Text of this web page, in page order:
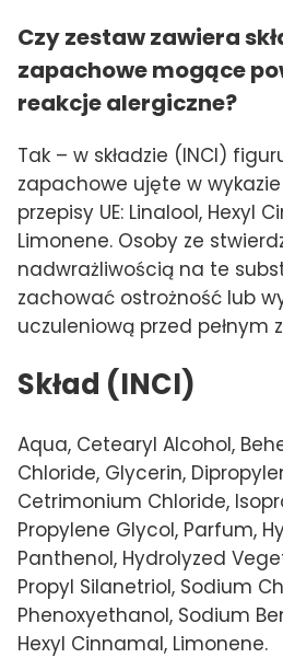
Czy zestaw zawiera
zapachowe mogące
reakcje alergiczne?
Tak – w składzie (INCI)
zapachowe ujęte w
przepisy UE: Linalool, Hexyl
Limonene. Osoby ze
nadwrażliwością na te
zachować ostrożność lub
uczuleniową przed pełnym
Skład (INCI)
Aqua, Cetearyl Alcohol,
Chloride, Glycerin,
Cetrimonium Chloride,
Propylene Glycol, Parfum,
Panthenol, Hydrolyzed
Propyl Silanetriol, Sodium
Phenoxyethanol, Sodium
Hexyl Cinnamal, Limonene.